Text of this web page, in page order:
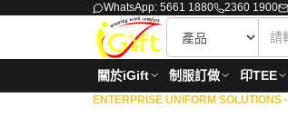
WhatsApp: 5661 1880 2360 1900
關於iGift 制服訂做 印TEE
ENTERPRISE UNIFORM SOLUTIONS ·